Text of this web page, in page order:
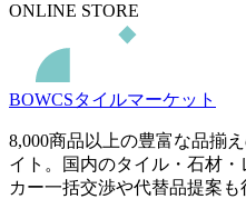
ONLINE STORE
BOWCSタイルマーケット
8,000商品以上の豊富な品揃
イト。国内のタイル・石材
カー一括交渉や代替品提案も